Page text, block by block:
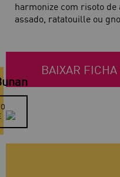
harmonize com risoto
assado, ratatouille ou
BAIXAR